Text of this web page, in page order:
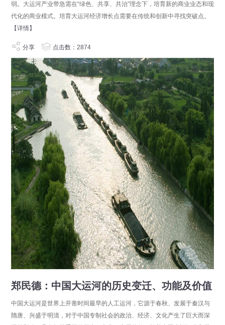
弱。大运河产业带急需在“绿色、共享、共治”理念下，培育新的商业业态和现
代化的商业模式。培育大运河经济增长点需要在传统和创新中寻找突破点。
【详情】
分享 点击数：2874
郑民德：中国大运河的历史变迁、功能及价值
中国大运河是世界上开凿时间最早的人工运河，它源于春秋、发展于秦汉与
隋唐、兴盛于明清，对于中国专制社会的政治、经济、文化产生了巨大而深